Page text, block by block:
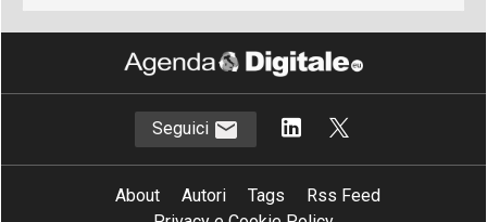
Seguici
About Autori Tags
Rss Feed